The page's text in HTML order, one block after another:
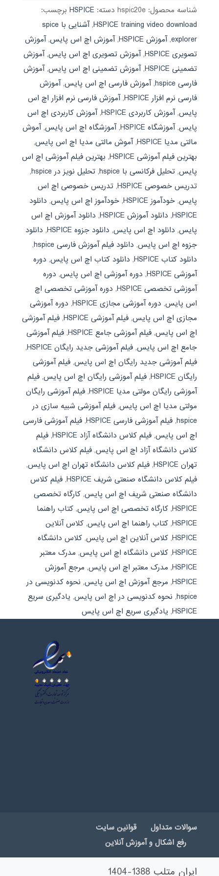
شناسه محصول: hspic20e دسته: HSPICE برچسب:
HSPICE training video download
,
آشنایی با spice
explorer
,آموزش HSPICE ,آموزش اچ اس پایس,آموزش
تصویری HSPICE
,آموزش تصویری اچ اس پایس,آموزش
تضمینی HSPICE
,آموزش تضمینی اچ اس پایس,آموزش
فارسی hspice
,آموزش فارسی اچ اس پایس,آموزش
فارسی نرم افزار HSPICE
,آموزش فارسی نرم افزار اچ اس
پایس,آموزش کاربردی HSPICE ,آموزش کاربردی اچ اس
پایس,آموزشگاه HSPICE ,آموزشگاه اچ اس پایس,آموش
مالتی مدیا HSPICE
,آموش مالتی مدیا اچ اس پایس,
بهترین فیلم آموزشی HSPICE
, بهترین فیلم آموزشی اچ اس
پایس, تحلیل فرکانسی با hspice , تحلیل نویز در hspice
,
تدریس خصوصی HSPICE
, تدریس خصوصی اچ اس
پایس, خودآموز HSPICE , خودآموز اچ اس پایس, دانلود
HSPICE
, دانلود آموزش HSPICE , دانلود آموزش اچ اس
پایس, دانلود اچ اس پایس, دانلود جزوه HSPICE , دانلود
جزوه اچ اس پایس, دانلود فیلم آموزش فارسی hspice
,
دانلود کتاب HSPICE
, دانلود کتاب اچ اس پایس, دوره
آموزشی HSPICE
, دوره آموزشی اچ اس پایس, دوره
آموزشی تخصصی HSPICE
, دوره آموزشی تخصصی اچ
اس پایس, دوره آموزشی مجازی HSPICE , دوره آموزشی
مجازی اچ اس پایس, فیلم آموزشی HSPICE , فیلم آموزشی
اچ اس پایس, فیلم آموزشی جامع HSPICE , فیلم آموزشی
جامع اچ اس پایس, فیلم آموزشی جدید رایگان HSPICE
,
فیلم آموزشی جدید رایگان اچ اس پایس, فیلم آموزشی
رایگان HSPICE
, فیلم آموزشی رایگان اچ اس پایس, فیلم
آموزشی رایگان مولتی مدیا HSPICE
, فیلم آموزشی رایگان
مولتی مدیا اچ اس پایس, فیلم آموزشی شبیه سازی در
hspice
, فیلم آموزشی فارسی HSPICE , فیلم آموزشی فارسی
اچ اس پایس, فیلم کلاس دانشگاه آزاد HSPICE , فیلم
کلاس دانشگاه آزاد اچ اس پایس, فیلم کلاس دانشگاه
تهران HSPICE
, فیلم کلاس دانشگاه تهران اچ اس پایس,
فیلم کلاس دانشگاه صنعتی شریف HSPICE
, فیلم کلاس
دانشگاه صنعتی شریف اچ اس پایس, کارگاه تخصصی
HSPICE
, کارگاه تخصصی اچ اس پایس, کتاب راهنما
HSPICE
, کتاب راهنما اچ اس پایس, کلاس آنلاین
HSPICE
, کلاس آنلاین اچ اس پایس, کلاس دانشگاه
HSPICE
, کلاس دانشگاه اچ اس پایس, مدرک معتبر
HSPICE
, مدرک معتبر اچ اس پایس, مرجع آموزش
HSPICE
, مرجع آموزش اچ اس پایس, نحوه کدنویسی در
hspice
, نحوه کدنویسی در اچ اس پایس, یادگیری سریع
HSPICE
, یادگیری سریع اچ اس پایس
سوالات متداول
قوانین سایت
رفع اشکال و آموزش آنلاین
ایران متلب 1388-1404